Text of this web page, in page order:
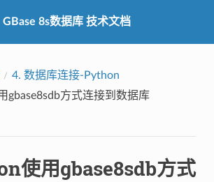
GBase 8s数据库 技术文档
4. 数据库连接-Python
gbase8sdb方式连接到数据库
使用gbase8sdb方式